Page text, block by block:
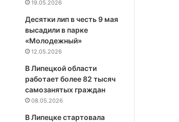
19.05.2026
Десятки лип в честь 9 мая
высадили в парке
«Молодежный»
12.05.2026
В Липецкой области
работает более 82 тысяч
самозанятых граждан
08.05.2026
В Липецке стартовала